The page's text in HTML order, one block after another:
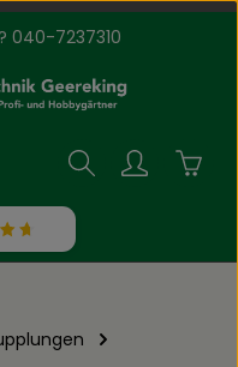
040-7237310